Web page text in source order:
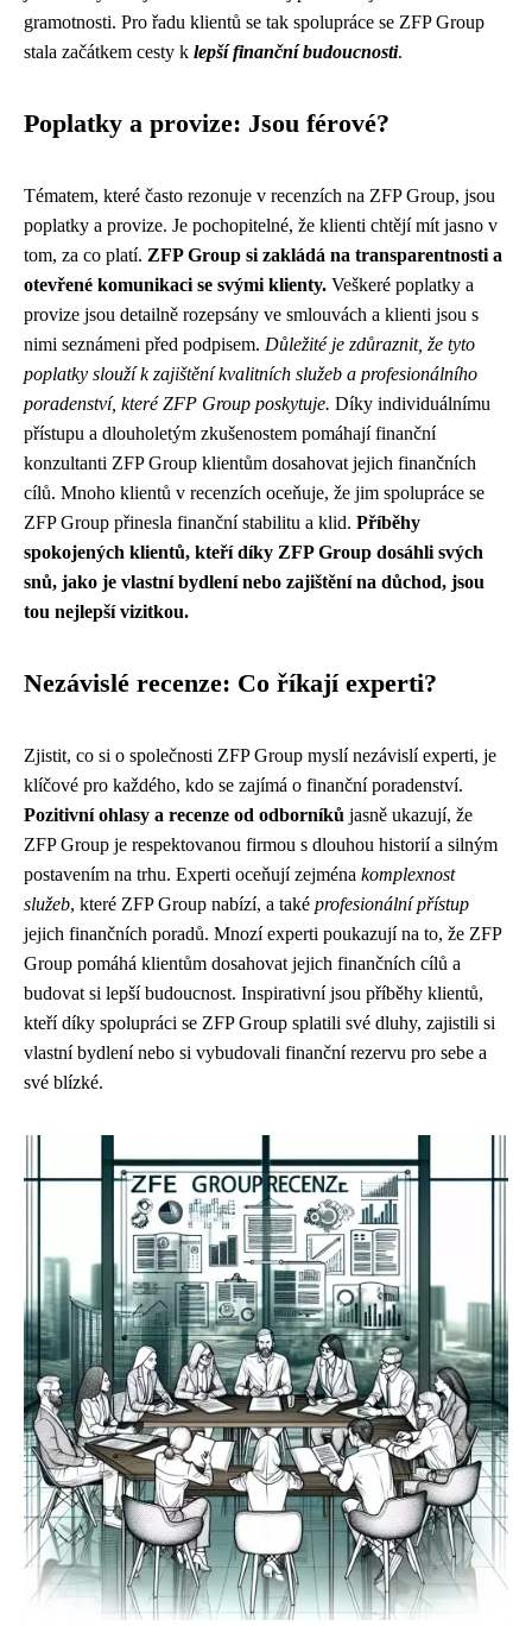
gramotnosti. Pro řadu klientů se tak spolupráce se ZFP Group
stala začátkem cesty k lepší finanční budoucnosti.
Poplatky a provize: Jsou férové?
Tématem, které často rezonuje v recenzích na ZFP Group, jsou
poplatky a provize. Je pochopitelné, že klienti chtějí mít jasno v
tom, za co platí. ZFP Group si zakládá na transparentnosti a
otevřené komunikaci se svými klienty. Veškeré poplatky a
provize jsou detailně rozepsány ve smlouvách a klienti jsou s
nimi seznámeni před podpisem. Důležité je zdůraznit, že tyto
poplatky slouží k zajištění kvalitních služeb a profesionálního
poradenství, které ZFP Group poskytuje. Díky individuálnímu
přístupu a dlouholetým zkušenostem pomáhají finanční
konzultanti ZFP Group klientům dosahovat jejich finančních
cílů. Mnoho klientů v recenzích oceňuje, že jim spolupráce se
ZFP Group přinesla finanční stabilitu a klid. Příběhy
spokojených klientů, kteří díky ZFP Group dosáhli svých
snů, jako je vlastní bydlení nebo zajištění na důchod, jsou
tou nejlepší vizitkou.
Nezávislé recenze: Co říkají experti?
Zjistit, co si o společnosti ZFP Group myslí nezávislí experti, je
klíčové pro každého, kdo se zajímá o finanční poradenství.
Pozitivní ohlasy a recenze od odborníků jasně ukazují, že
ZFP Group je respektovanou firmou s dlouhou historií a silným
postavením na trhu. Experti oceňují zejména komplexnost
služeb, které ZFP Group nabízí, a také profesionální přístup
jejich finančních poradů. Mnozí experti poukazují na to, že ZFP
Group pomáhá klientům dosahovat jejich finančních cílů a
budovat si lepší budoucnost. Inspirativní jsou příběhy klientů,
kteří díky spolupráci se ZFP Group splatili své dluhy, zajistili si
vlastní bydlení nebo si vybudovali finanční rezervu pro sebe a
své blízké.